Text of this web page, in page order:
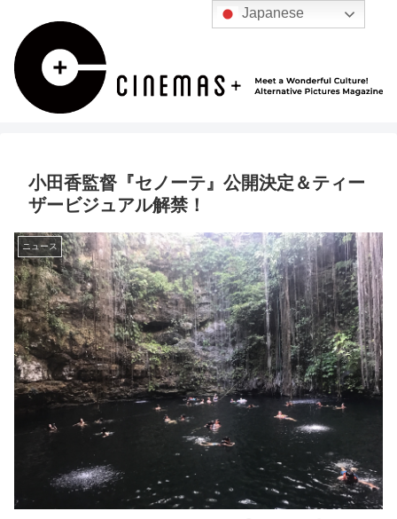
小田香監督『セノーテ』公開決定＆ティー
ザービジュアル解禁！
ニュース
Japanese